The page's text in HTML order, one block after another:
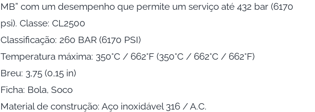
MB” com um desempenho que permite um serviço até 432 bar (6170
psi). Classe: CL2500
Classificação: 260 BAR (6170 PSI)
Temperatura máxima: 350°C / 662°F (350°C / 662°C / 662°F)
Breu: 3,75 (0,15 in)
Ficha: Bola, Soco
Material de construção: Aço inoxidável 316 / A.C.